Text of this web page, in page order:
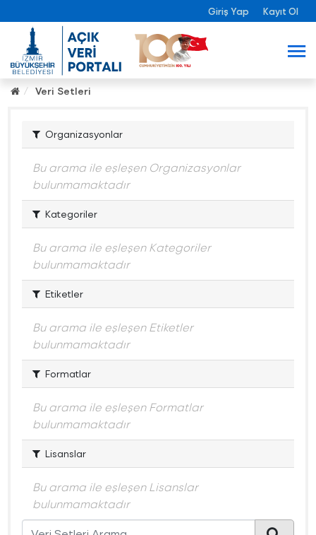
Giriş Yap Kayıt Ol
Veri Setleri
Organizasyonlar
Bu arama ile eşleşen Organizasyonlar
bulunmamaktadır
Kategoriler
Bu arama ile eşleşen Kategoriler
bulunmamaktadır
Etiketler
Bu arama ile eşleşen Etiketler
bulunmamaktadır
Formatlar
Bu arama ile eşleşen Formatlar
bulunmamaktadır
Lisanslar
Bu arama ile eşleşen Lisanslar
bulunmamaktadır